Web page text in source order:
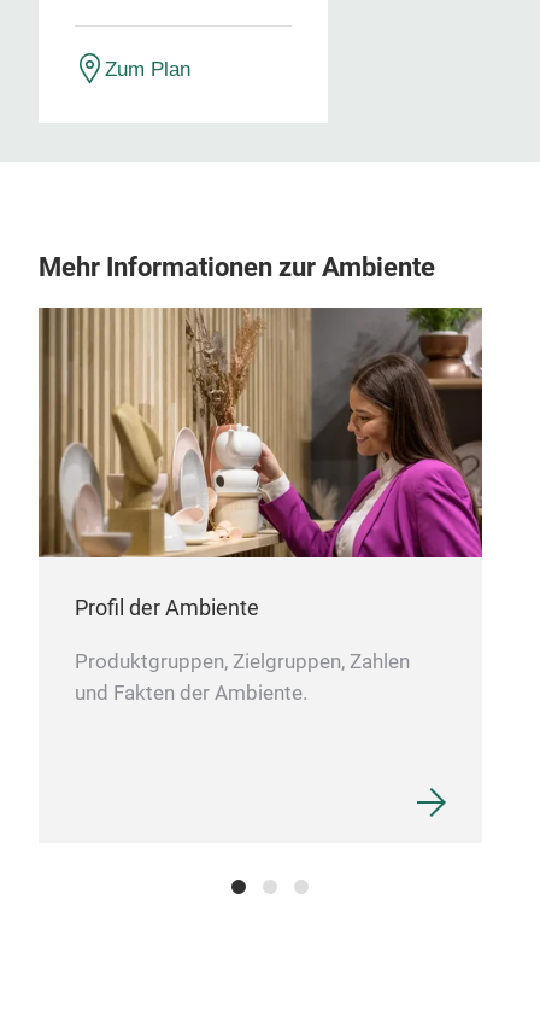
Zum Plan
Mehr Informationen zur Ambiente
Profil der Ambiente
Produktgruppen, Zielgruppen, Zahlen
und Fakten der Ambiente.